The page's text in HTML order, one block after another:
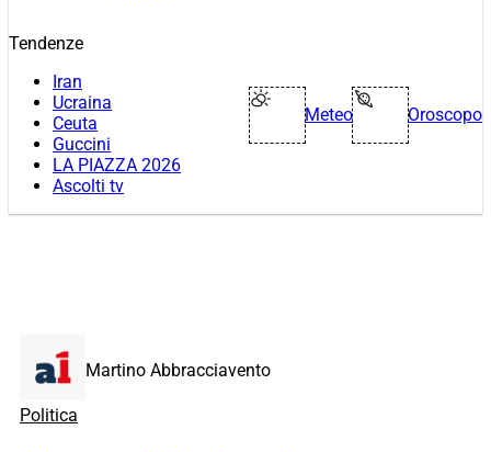
Tendenze
Iran
Ucraina
Ceuta
Guccini
LA PIAZZA 2026
Ascolti tv
Meteo Oroscopo
Martino Abbracciavento
Politica